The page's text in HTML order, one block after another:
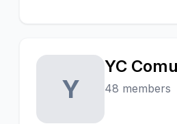
Y
YC
48 members